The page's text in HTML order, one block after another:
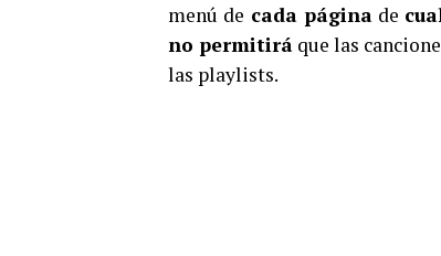
menú de cada página de
no permitirá que las
las playlists.